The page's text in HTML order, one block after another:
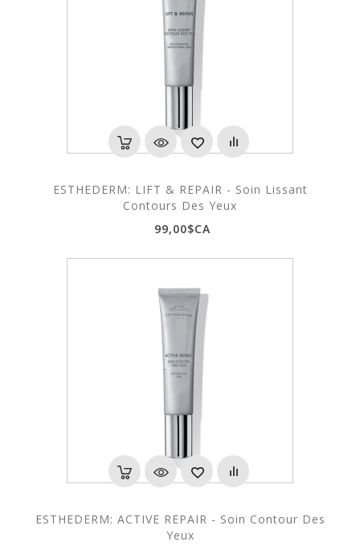
ESTHEDERM: LIFT & REPAIR - Soin Lissant
Contours Des Yeux
99,00$CA
ESTHEDERM: ACTIVE REPAIR - Soin Contour Des
Yeux